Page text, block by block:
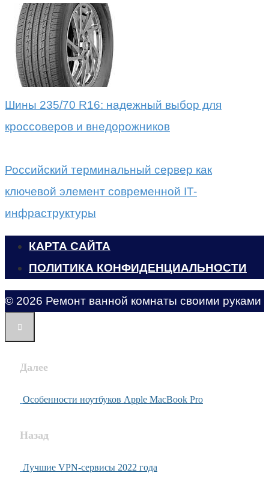
Шины 235/70 R16: надежный выбор для
кроссоверов и внедорожников
Российский терминальный сервер как
ключевой элемент современной IT-
инфраструктуры
КАРТА САЙТА
ПОЛИТИКА КОНФИДЕНЦИАЛЬНОСТИ
© 2026 Ремонт ванной комнаты своими руками
Далее
Особенности ноутбуков Apple MacBook Pro
Назад
Лучшие VPN-сервисы 2022 года